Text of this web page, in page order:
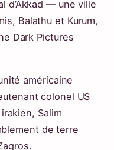
d’Akkad — une ville
Balathu et Kurum,
Dark Pictures
américaine
colonel US
Salim
de terre